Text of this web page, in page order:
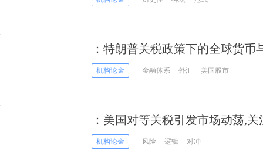
：特朗普关税政策下的全球货币
机构论金 金融体系 外汇 美国股市
：美国对等关税引发市场动荡,
机构论金 风险 逻辑 对冲